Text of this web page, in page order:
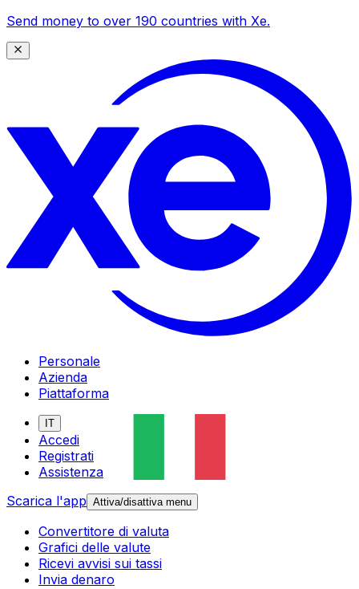
Send money to over 190 countries with Xe.
Personale
Azienda
Piattaforma
IT
Accedi
Registrati
Assistenza
Scarica l'app Attiva/disattiva menu
Convertitore di valuta
Grafici delle valute
Ricevi avvisi sui tassi
Invia denaro